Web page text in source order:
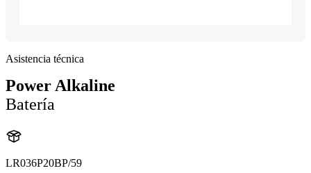
Asistencia técnica
Power Alkaline
Batería
LR036P20BP/59